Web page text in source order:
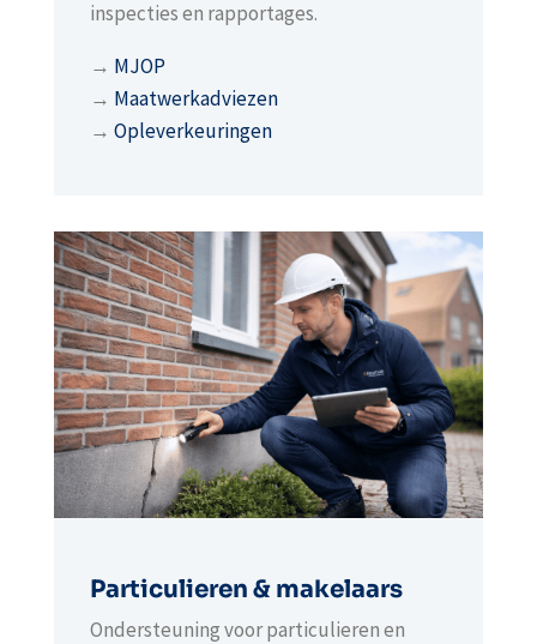
inspecties en rapportages.
→ MJOP
→ Maatwerkadviezen
→ Opleverkeuringen
Particulieren & makelaars
Ondersteuning voor particulieren en